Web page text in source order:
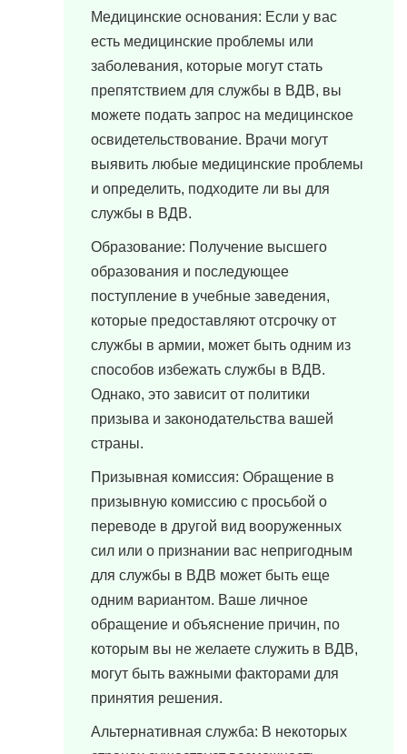
Медицинские основания: Если у вас
есть медицинские проблемы или
заболевания, которые могут стать
препятствием для службы в ВДВ, вы
можете подать запрос на медицинское
освидетельствование. Врачи могут
выявить любые медицинские проблемы
и определить, подходите ли вы для
службы в ВДВ.
Образование: Получение высшего
образования и последующее
поступление в учебные заведения,
которые предоставляют отсрочку от
службы в армии, может быть одним из
способов избежать службы в ВДВ.
Однако, это зависит от политики
призыва и законодательства вашей
страны.
Призывная комиссия: Обращение в
призывную комиссию с просьбой о
переводе в другой вид вооруженных
сил или о признании вас непригодным
для службы в ВДВ может быть еще
одним вариантом. Ваше личное
обращение и объяснение причин, по
которым вы не желаете служить в ВДВ,
могут быть важными факторами для
принятия решения.
Альтернативная служба: В некоторых